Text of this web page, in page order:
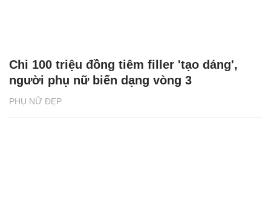
PHỤ NỮ ĐẸP
Chi 100 triệu đồng tiêm filler 'tạo dáng',
người phụ nữ biến dạng vòng 3